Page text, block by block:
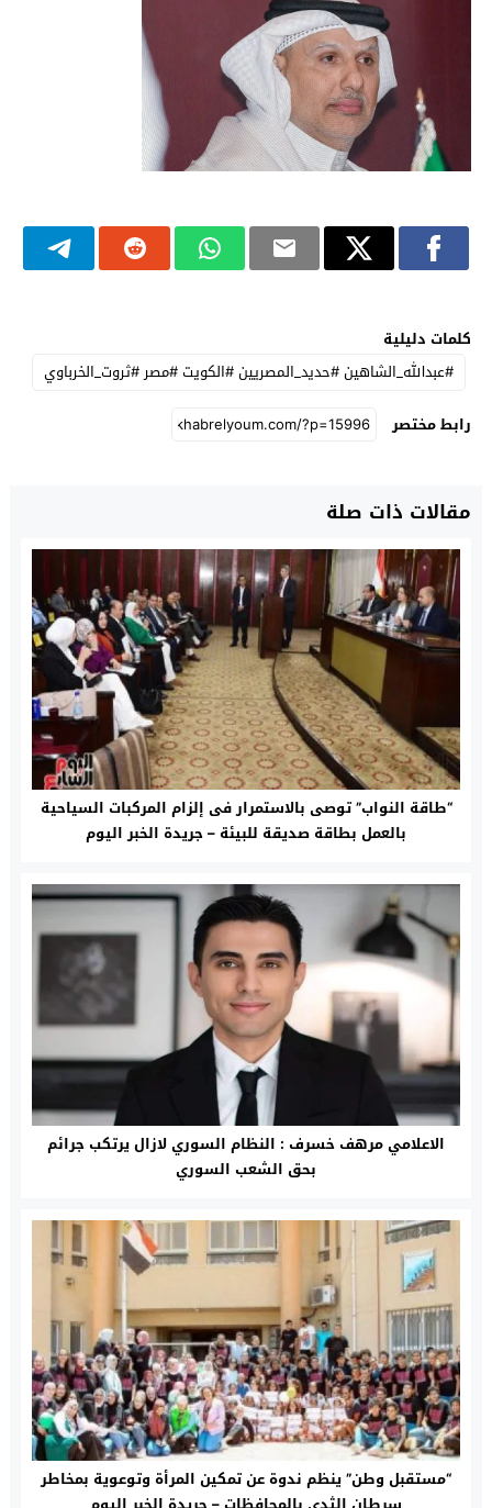
كلمات دليلية
#عبدالله_الشاهين #حديد_المصريين #الكويت #مصر #ثروت_الخرباوي
رابط مختصر
مقالات ذات صلة
“طاقة النواب” توصى بالاستمرار فى إلزام المركبات السياحية
بالعمل بطاقة صديقة للبيئة – جريدة الخبر اليوم
الاعلامي مرهف خسرف : النظام السوري لازال يرتكب جرائم
بحق الشعب السوري
“مستقبل وطن” ينظم ندوة عن تمكين المرأة وتوعوية بمخاطر